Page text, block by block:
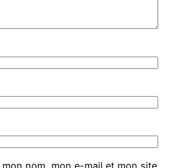
mon nom, mon e-mail et mon site